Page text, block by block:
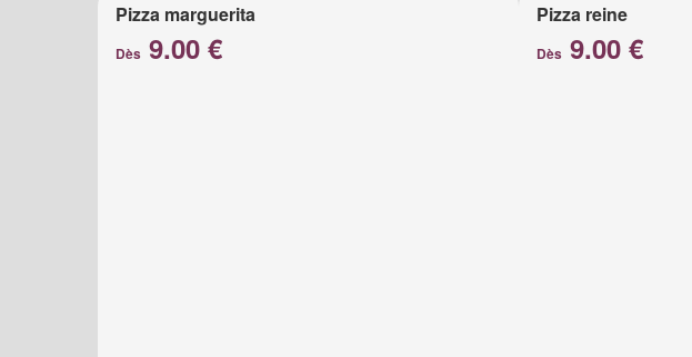
Pizza marguerita
Dès 9.00 €
Pizza reine
Dès9.00 €